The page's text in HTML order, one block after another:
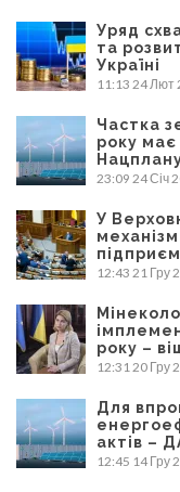
Уряд
та
Україні
11:13 24 Лют
Частка
року має
23:09 24 Січ
У
12:43 21 Гру
року –
12:3120 Гру
Для
актів –
12:45 14 Гру